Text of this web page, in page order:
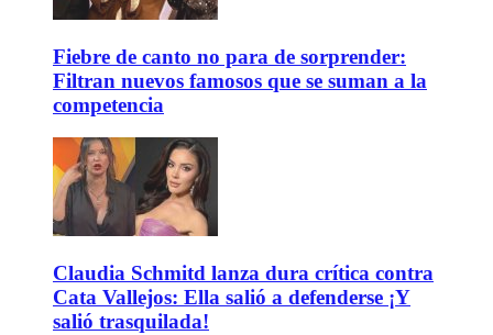
Fiebre de canto no para de sorprender:
Filtran nuevos famosos que se suman a la
competencia
Claudia Schmitd lanza dura crítica contra
Cata Vallejos: Ella salió a defenderse ¡Y
salió trasquilada!